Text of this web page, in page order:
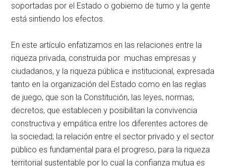
soportadas por el Estado o gobierno de turno y la gente
está sintiendo los efectos.
En este artículo enfatizamos en las relaciones entre la
riqueza privada, construida por muchas empresas y
ciudadanos, y la riqueza pública e institucional, expresada
tanto en la organización del Estado como en las reglas
de juego, que son la Constitución, las leyes, normas,
decretos, que establecen y posibilitan la convivencia
constructiva y empática entre los diferentes actores de
la sociedad; la relación entre el sector privado y el sector
público es fundamental para el progreso, para la riqueza
territorial sustentable por lo cual la confianza mutua es